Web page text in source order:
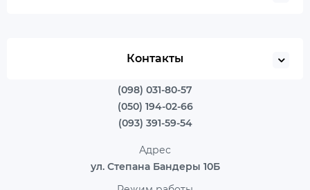
Контакты
(098) 031-80-57
(050) 194-02-66
(093) 391-59-54
Адрес
ул. Степана Бандеры 10Б